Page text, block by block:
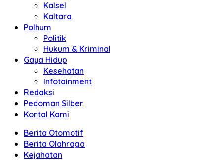
Kalsel
Kaltara
Polhum
Politik
Hukum & Kriminal
Gaya Hidup
Kesehatan
Infotainment
Redaksi
Pedoman Silber
Kontal Kami
Berita Otomotif
Berita Olahraga
Kejahatan